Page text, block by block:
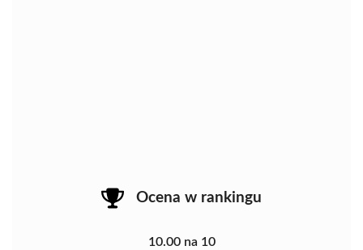
Ocena w rankingu
10.00 na 10